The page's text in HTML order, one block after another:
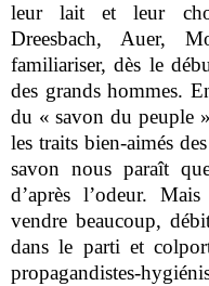
leur lait et leur
Dreesbach, Auer,
familiariser, dès le
des grands hommes.
du « savon du peuple
les traits bien-aimés
savon nous paraît
d’après l’odeur.
vendre beaucoup,
dans le parti et
propagandistes-